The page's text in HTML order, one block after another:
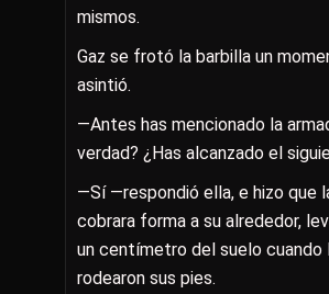
mismos.
Gaz se frotó la barbilla un
asintió.
—Antes has mencionado la
verdad? ¿Has alcanzado el
—Sí —respondió ella, e hizo que
cobrara forma a su alrededor,
un centímetro del suelo cuando
rodearon sus pies.